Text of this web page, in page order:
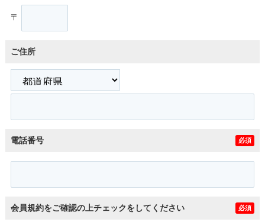
〒
ご住所
電話番号 必須
会員規約をご確認の上チェックをしてください 必須